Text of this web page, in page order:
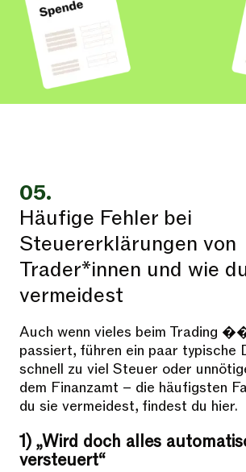
05.
Häufige Fehler bei
Steuererklärungen von
Trader*innen und wie
vermeidest
Auch wenn vieles beim Trading
passiert, führen ein paar typische
schnell zu viel Steuer oder
dem Finanzamt – die häufigsten
du sie vermeidest, findest du hier.
1) „Wird doch alles
versteuert“